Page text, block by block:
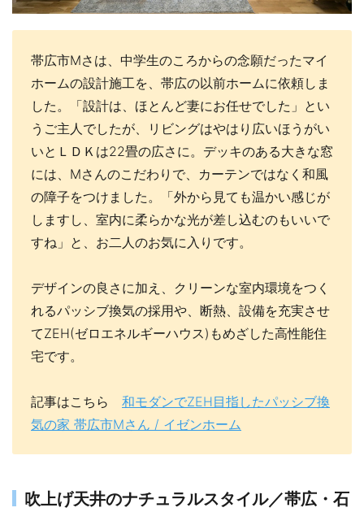
帯広市Mさは、中学生のころからの念願だったマイ
ホームの設計施工を、帯広の以前ホームに依頼しま
した。「設計は、ほとんど妻にお任せでした」とい
うご主人でしたが、リビングはやはり広いほうがい
いとＬＤＫは22畳の広さに。デッキのある大きな窓
には、Mさんのこだわりで、カーテンではなく和風
の障子をつけました。「外から見ても温かい感じが
しますし、室内に柔らかな光が差し込むのもいいで
すね」と、お二人のお気に入りです。
デザインの良さに加え、クリーンな室内環境をつく
れるパッシブ換気の採用や、断熱、設備を充実させ
てZEH(ゼロエネルギーハウス)もめざした高性能住
宅です。
記事はこちら 和モダンでZEH目指したパッシブ換
気の家 帯広市Mさん / イゼンホーム
吹上げ天井のナチュラルスタイル／帯広・石